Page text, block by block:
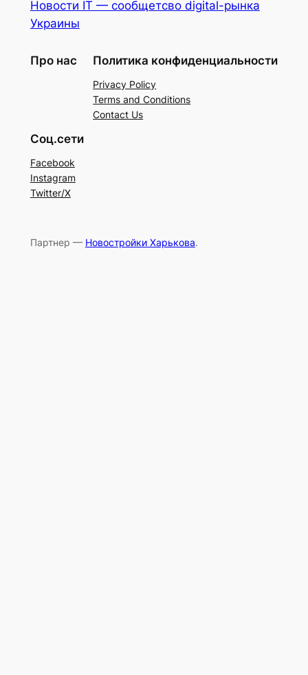
Новости IT — сообщетсво digital-рынка
Украины
Про нас Политика конфиденциальности
Privacy Policy
Terms and Conditions
Contact Us
Соц.сети
Facebook
Instagram
Twitter/X
Партнер — Новостройки Харькова.